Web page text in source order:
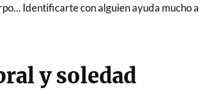
Identificarte con alguien ayuda mucho a
y soledad